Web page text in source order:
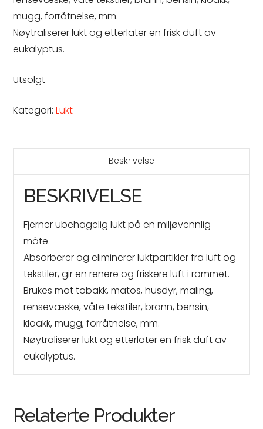
mugg, forråtnelse, mm.
Nøytraliserer lukt og etterlater en frisk duft av
eukalyptus.
Utsolgt
Kategori:Lukt
Beskrivelse
BESKRIVELSE
Fjerner ubehagelig lukt på en miljøvennlig
måte.
Absorberer og eliminerer luktpartikler fra luft og
tekstiler, gir en renere og friskere luft i rommet.
Brukes mot tobakk, matos, husdyr, maling,
rensevæske, våte tekstiler, brann, bensin,
kloakk, mugg, forråtnelse, mm.
Nøytraliserer lukt og etterlater en frisk duft av
eukalyptus.
Relaterte Produkter